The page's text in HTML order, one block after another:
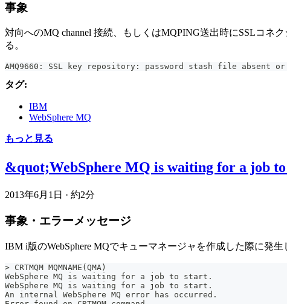
事象
対向へのMQ channel 接続、もしくはMQPING送出時にSSLコネ
る。
AMQ9660: SSL key repository: password stash file absent or
タグ:
IBM
WebSphere MQ
もっと見る
&quot;WebSphere MQ is waiting for a job
2013年6月1日 · 約2分
事象・エラーメッセージ
IBM i版のWebSphere MQでキューマネージャを作成した際に発生
> CRTMQM MQMNAME(QMA)
WebSphere MQ is waiting for a job to start.
WebSphere MQ is waiting for a job to start.
An internal WebSphere MQ error has occurred.